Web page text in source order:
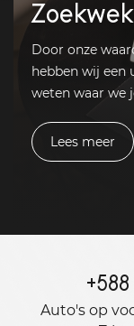
Door onze
hebben wij een
weten waar we
Lees meer
+588
Auto's op